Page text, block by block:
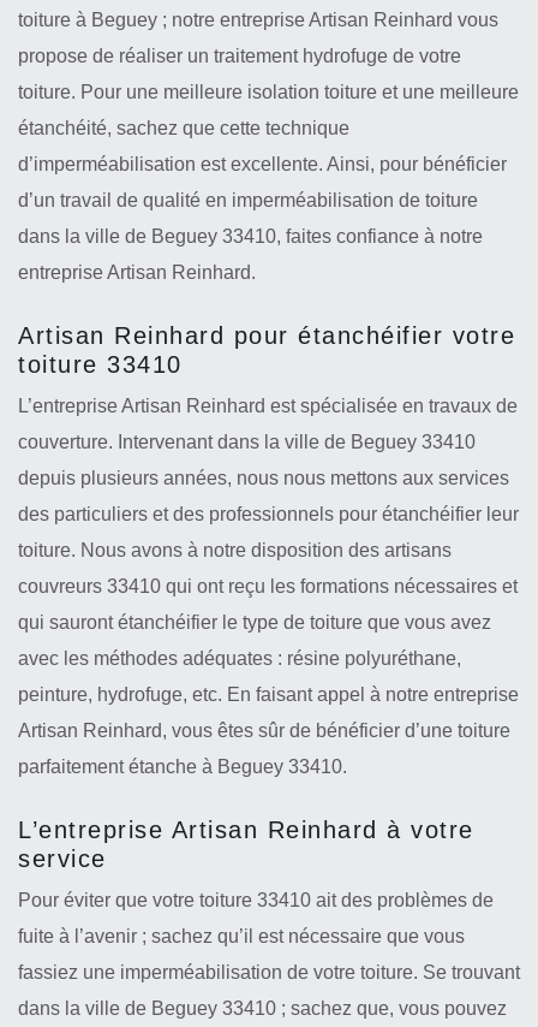
toiture à Beguey ; notre entreprise Artisan Reinhard vous
propose de réaliser un traitement hydrofuge de votre
toiture. Pour une meilleure isolation toiture et une meilleure
étanchéité, sachez que cette technique
d’imperméabilisation est excellente. Ainsi, pour bénéficier
d’un travail de qualité en imperméabilisation de toiture
dans la ville de Beguey 33410, faites confiance à notre
entreprise Artisan Reinhard.
Artisan Reinhard pour étanchéifier votre
toiture 33410
L’entreprise Artisan Reinhard est spécialisée en travaux de
couverture. Intervenant dans la ville de Beguey 33410
depuis plusieurs années, nous nous mettons aux services
des particuliers et des professionnels pour étanchéifier leur
toiture. Nous avons à notre disposition des artisans
couvreurs 33410 qui ont reçu les formations nécessaires et
qui sauront étanchéifier le type de toiture que vous avez
avec les méthodes adéquates : résine polyuréthane,
peinture, hydrofuge, etc. En faisant appel à notre entreprise
Artisan Reinhard, vous êtes sûr de bénéficier d’une toiture
parfaitement étanche à Beguey 33410.
L’entreprise Artisan Reinhard à votre
service
Pour éviter que votre toiture 33410 ait des problèmes de
fuite à l’avenir ; sachez qu’il est nécessaire que vous
fassiez une imperméabilisation de votre toiture. Se trouvant
dans la ville de Beguey 33410 ; sachez que, vous pouvez